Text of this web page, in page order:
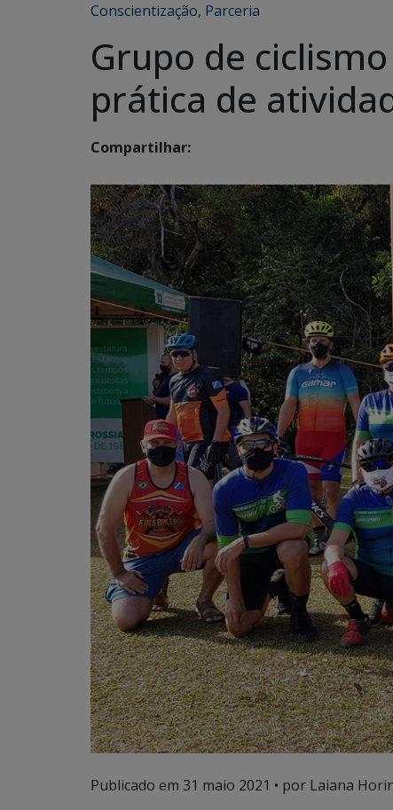
Conscientização, Parceria
Grupo de
prática de
Compartilhar:
Publicado em 31 maio 2021 • por Laiana